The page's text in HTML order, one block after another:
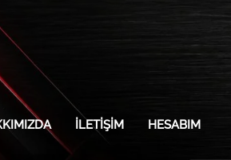
İLETIŞIM HESABIM